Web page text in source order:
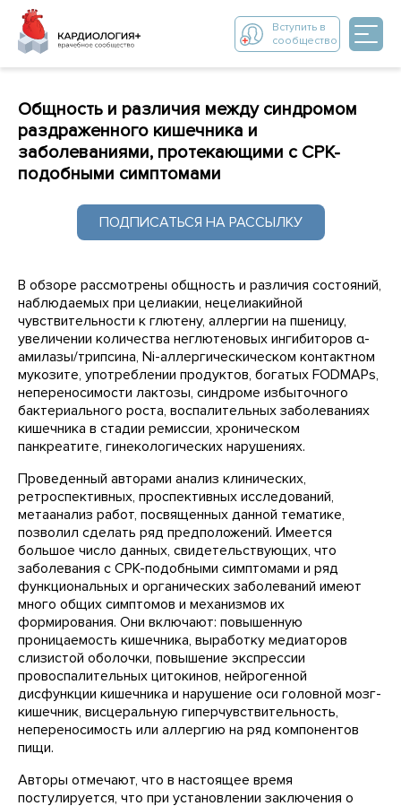
Вступить в
сообщество
Общность и различия между синдромом
раздраженного кишечника и
заболеваниями, протекающими с СРК-
подобными симптомами
ПОДПИСАТЬСЯ НА РАССЫЛКУ
В обзоре рассмотрены общность и различия состояний,
наблюдаемых при целиакии, нецелиакийной
чувствительности к глютену, аллергии на пшеницу,
увеличении количества неглютеновых ингибиторов α-
амилазы/трипсина, Ni-аллергическическом контактном
мукозите, употреблении продуктов, богатых FODMAPs,
непереносимости лактозы, синдроме избыточного
бактериального роста, воспалительных заболеваниях
кишечника в стадии ремиссии, хроническом
панкреатите, гинекологических нарушениях.
Проведенный авторами анализ клинических,
ретроспективных, проспективных исследований,
метаанализ работ, посвященных данной тематике,
позволил сделать ряд предположений. Имеется
большое число данных, свидетельствующих, что
заболевания с СРК-подобными симптомами и ряд
функциональных и органических заболеваний имеют
много общих симптомов и механизмов их
формирования. Они включают: повышенную
проницаемость кишечника, выработку медиаторов
слизистой оболочки, повышение экспрессии
провоспалительных цитокинов, нейрогенной
дисфункции кишечника и нарушение оси головной мозг-
кишечник, висцеральную гиперчувствительность,
непереносимость или аллергию на ряд компонентов
пищи.
Авторы отмечают, что в настоящее время
постулируется, что при установлении заключения о